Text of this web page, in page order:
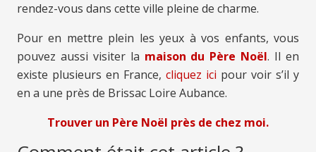
rendez-vous dans cette ville pleine de charme.
Pour en mettre plein les yeux à vos enfants, vous
pouvez aussi visiter la maison du Père Noël. Il en
existe plusieurs en France, cliquez ici pour voir s’il y
en a une près de Brissac Loire Aubance.
Trouver un Père Noël près de chez moi.